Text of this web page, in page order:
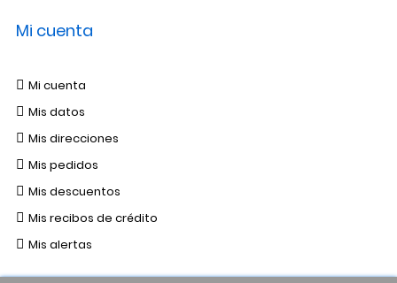
Mi cuenta
Mi cuenta
Mis datos
Mis direcciones
Mis pedidos
Mis descuentos
Mis recibos de crédito
Mis alertas